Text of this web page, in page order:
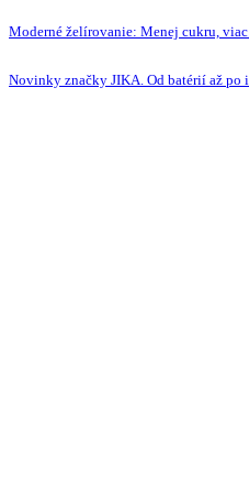
Moderné želírovanie: Menej cukru,
Novinky značky JIKA. Od batérií až po